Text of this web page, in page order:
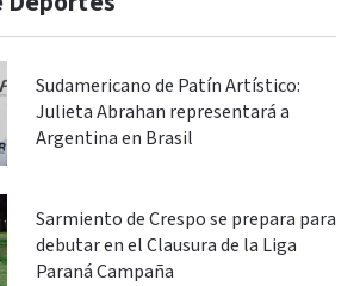
Sudamericano de Patín Artístico:
Julieta Abrahan representará a
Argentina en Brasil
Sarmiento de Crespo se prepara para
debutar en el Clausura de la Liga
Paraná Campaña